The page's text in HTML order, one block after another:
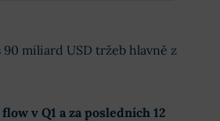
miliard USD tržeb hlavně z
v Q1 a za posledních 12